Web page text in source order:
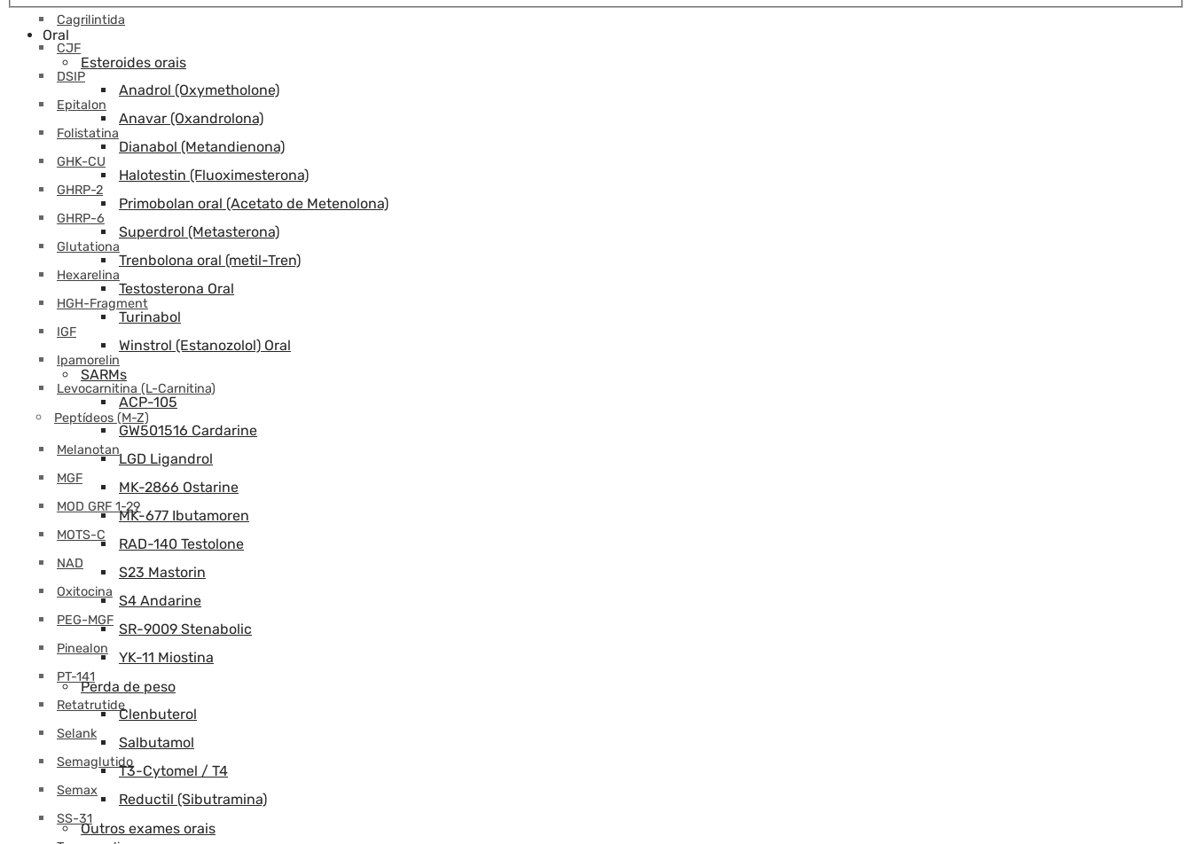
Cagrilintida
CJF
DSIP
Epitalon
Folistatina
GHK-CU
GHRP-2
GHRP-6
Glutationa
Hexarelina
HGH-Fragment
IGF
Ipamorelin
Levocarnitina (L-Carnitina)
Peptídeos (M-Z)
Melanotan
MGF
MOD GRF 1-29
MOTS-C
NAD
Oxitocina
PEG-MGF
Pinealon
PT-141
Retatrutide
Selank
Semaglutido
Semax
SS-31
Oral
Esteroides orais
Anadrol (Oxymetholone)
Anavar (Oxandrolona)
Dianabol (Metandienona)
Halotestin (Fluoximesterona)
Primobolan oral (Acetato de Metenolona)
Superdrol (Metasterona)
Trenbolona oral (metil-Tren)
Testosterona Oral
Turinabol
Winstrol (Estanozolol) Oral
SARMs
ACP-105
GW501516 Cardarine
LGD Ligandrol
MK-2866 Ostarine
MK-677 Ibutamoren
RAD-140 Testolone
S23 Mastorin
S4 Andarine
SR-9009 Stenabolic
YK-11 Miostina
Perda de peso
Clenbuterol
Salbutamol
T3-Cytomel / T4
Reductil (Sibutramina)
Outros exames orais